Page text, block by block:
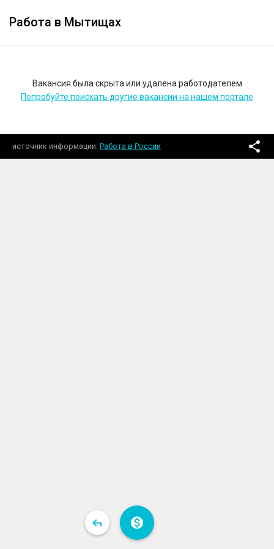
Работа в Мытищах
Вакансия была скрыта или удалена работодателем
Попробуйте поискать другие вакансии на нашем портале
источник информации Работа в России